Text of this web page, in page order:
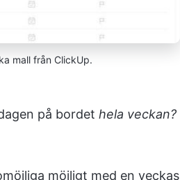
mall från ClickUp.
på bordet hela veckan?
möjligt med en veckas